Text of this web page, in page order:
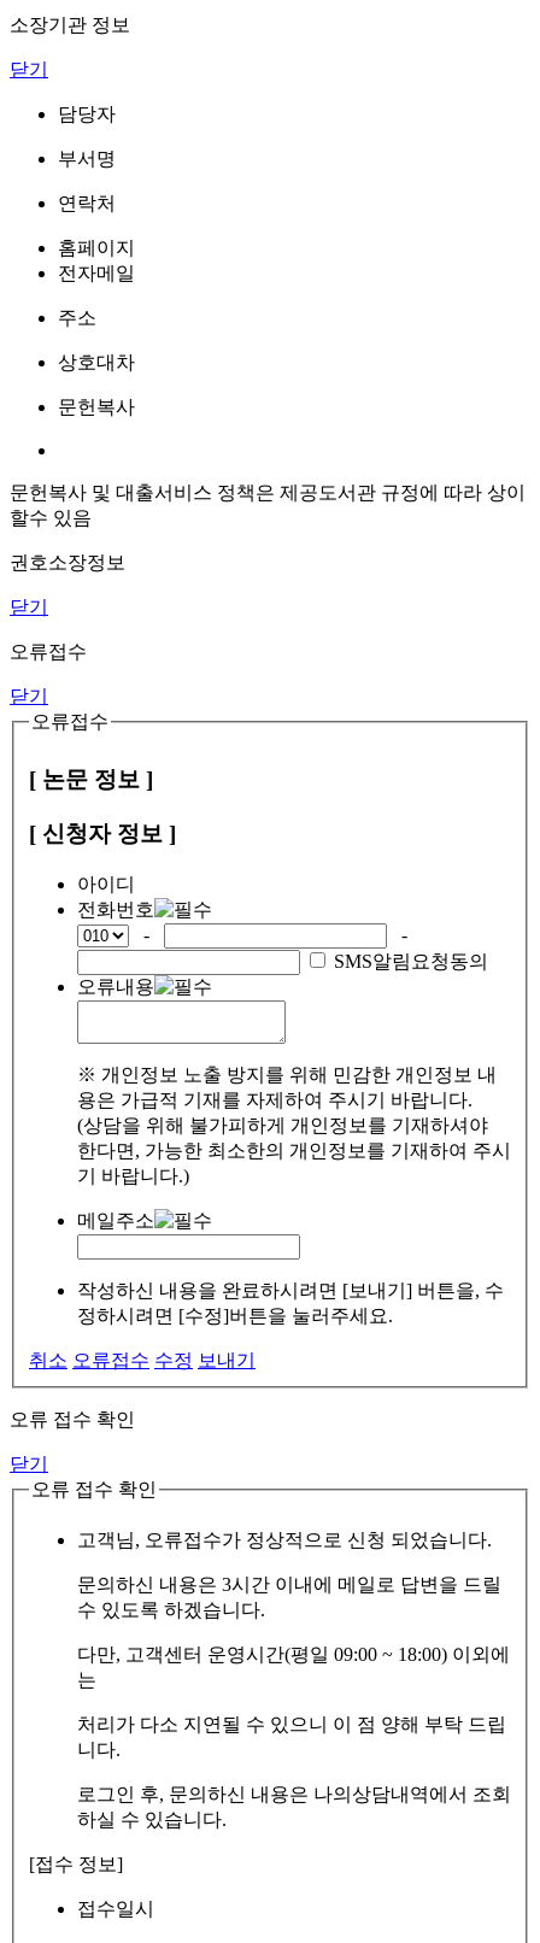
소장기관 정보
닫기
담당자
부서명
연락처
홈페이지
전자메일
주소
상호대차
문헌복사
문헌복사 및 대출서비스 정책은 제공도서관 규정에 따라 상이
할수 있음
권호소장정보
닫기
오류접수
닫기
오류접수
[ 논문 정보 ]
[ 신청자 정보 ]
아이디
전화번호
-
-
SMS알림요청동의
오류내용
※ 개인정보 노출 방지를 위해 민감한 개인정보 내
용은 가급적 기재를 자제하여 주시기 바랍니다.
(상담을 위해 불가피하게 개인정보를 기재하셔야
한다면, 가능한 최소한의 개인정보를 기재하여 주시
기 바랍니다.)
메일주소
작성하신 내용을 완료하시려면 [보내기] 버튼을, 수
정하시려면 [수정]버튼을 눌러주세요.
취소 오류접수 수정 보내기
오류 접수 확인
닫기
오류 접수 확인
고객님, 오류접수가 정상적으로 신청 되었습니다.
문의하신 내용은 3시간 이내에 메일로 답변을 드릴
수 있도록 하겠습니다.
다만, 고객센터 운영시간(평일 09:00 ~ 18:00) 이외에
는
처리가 다소 지연될 수 있으니 이 점 양해 부탁 드립
니다.
로그인 후, 문의하신 내용은 나의상담내역에서 조회
하실 수 있습니다.
[접수 정보]
접수일시